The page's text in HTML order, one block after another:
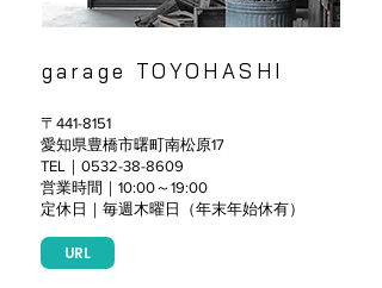
garage TOYOHASHI
〒441-8151
愛知県豊橋市曙町南松原17
TEL｜0532-38-8609
営業時間｜10:00～19:00
定休日｜毎週木曜日（年末年始休有）
URL